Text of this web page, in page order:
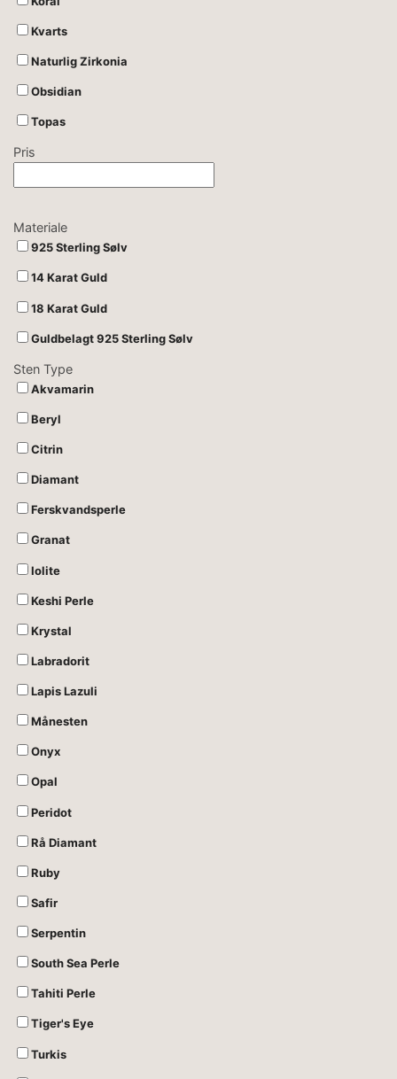
Kvarts
Naturlig Zirkonia
Obsidian
Topas
Pris
Materiale
925 Sterling Sølv
14 Karat Guld
18 Karat Guld
Guldbelagt 925 Sterling Sølv
Sten Type
Akvamarin
Beryl
Citrin
Diamant
Ferskvandsperle
Granat
Iolite
Keshi Perle
Krystal
Labradorit
Lapis Lazuli
Månesten
Onyx
Opal
Peridot
Rå Diamant
Ruby
Safir
Serpentin
South Sea Perle
Tahiti Perle
Tiger's Eye
Turkis